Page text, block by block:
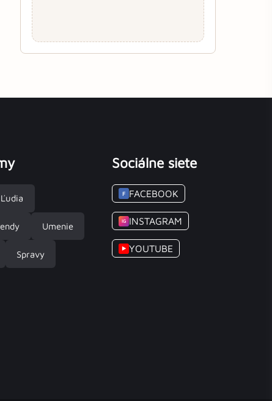
Ľudia
Umenie
Spravy
Sociálne siete
F FACEBOOK
IG INSTAGRAM
▶ YOUTUBE